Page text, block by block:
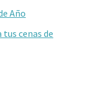
Año
cenas de